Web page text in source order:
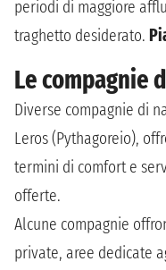
periodi di maggiore
traghetto desiderato.
Le compagnie
Diverse compagnie di
Leros (Pythagoreio),
termini di comfort e
offerte.
Alcune compagnie
private, aree dedicate